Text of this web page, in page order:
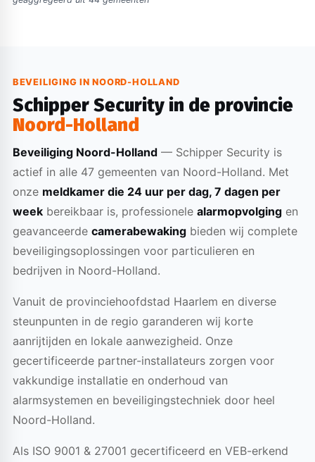
BEVEILIGING IN NOORD-HOLLAND
Schipper Security in de provincie
Noord-Holland
Beveiliging Noord-Holland— Schipper Security is
actief in alle 47 gemeenten van Noord-Holland. Met
onze meldkamer die 24 uur per dag, 7 dagen per
weekbereikbaar is, professionele alarmopvolgingen
geavanceerde camerabewakingbieden wij complete
beveiligingsoplossingen voor particulieren en
bedrijven in Noord-Holland.
Vanuit de provinciehoofdstad Haarlem en diverse
steunpunten in de regio garanderen wij korte
aanrijtijden en lokale aanwezigheid. Onze
gecertificeerde partner-installateurs zorgen voor
vakkundige installatie en onderhoud van
alarmsystemen en beveiligingstechniek door heel
Noord-Holland.
Als ISO 9001 & 27001 gecertificeerd en VEB-erkend